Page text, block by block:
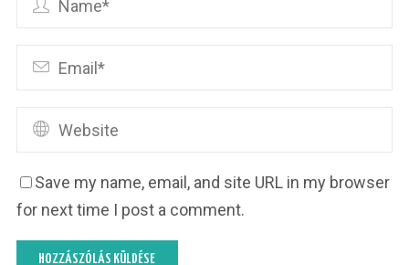
Save my name, email, and site URL in my browser
for next time I post a comment.